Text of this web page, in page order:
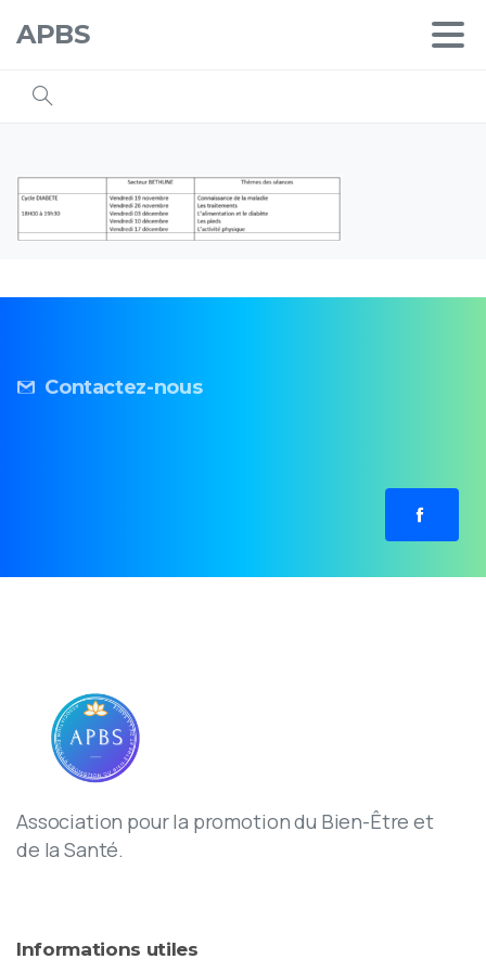
APBS
Contactez-nous
Association pour la promotion du Bien-Être et
de la Santé.
Informations utiles